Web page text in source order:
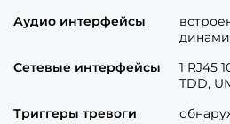
Аудио интерфейсы
Сетевые интерфейсы
1 RJ45
TDD,
Триггеры тревоги